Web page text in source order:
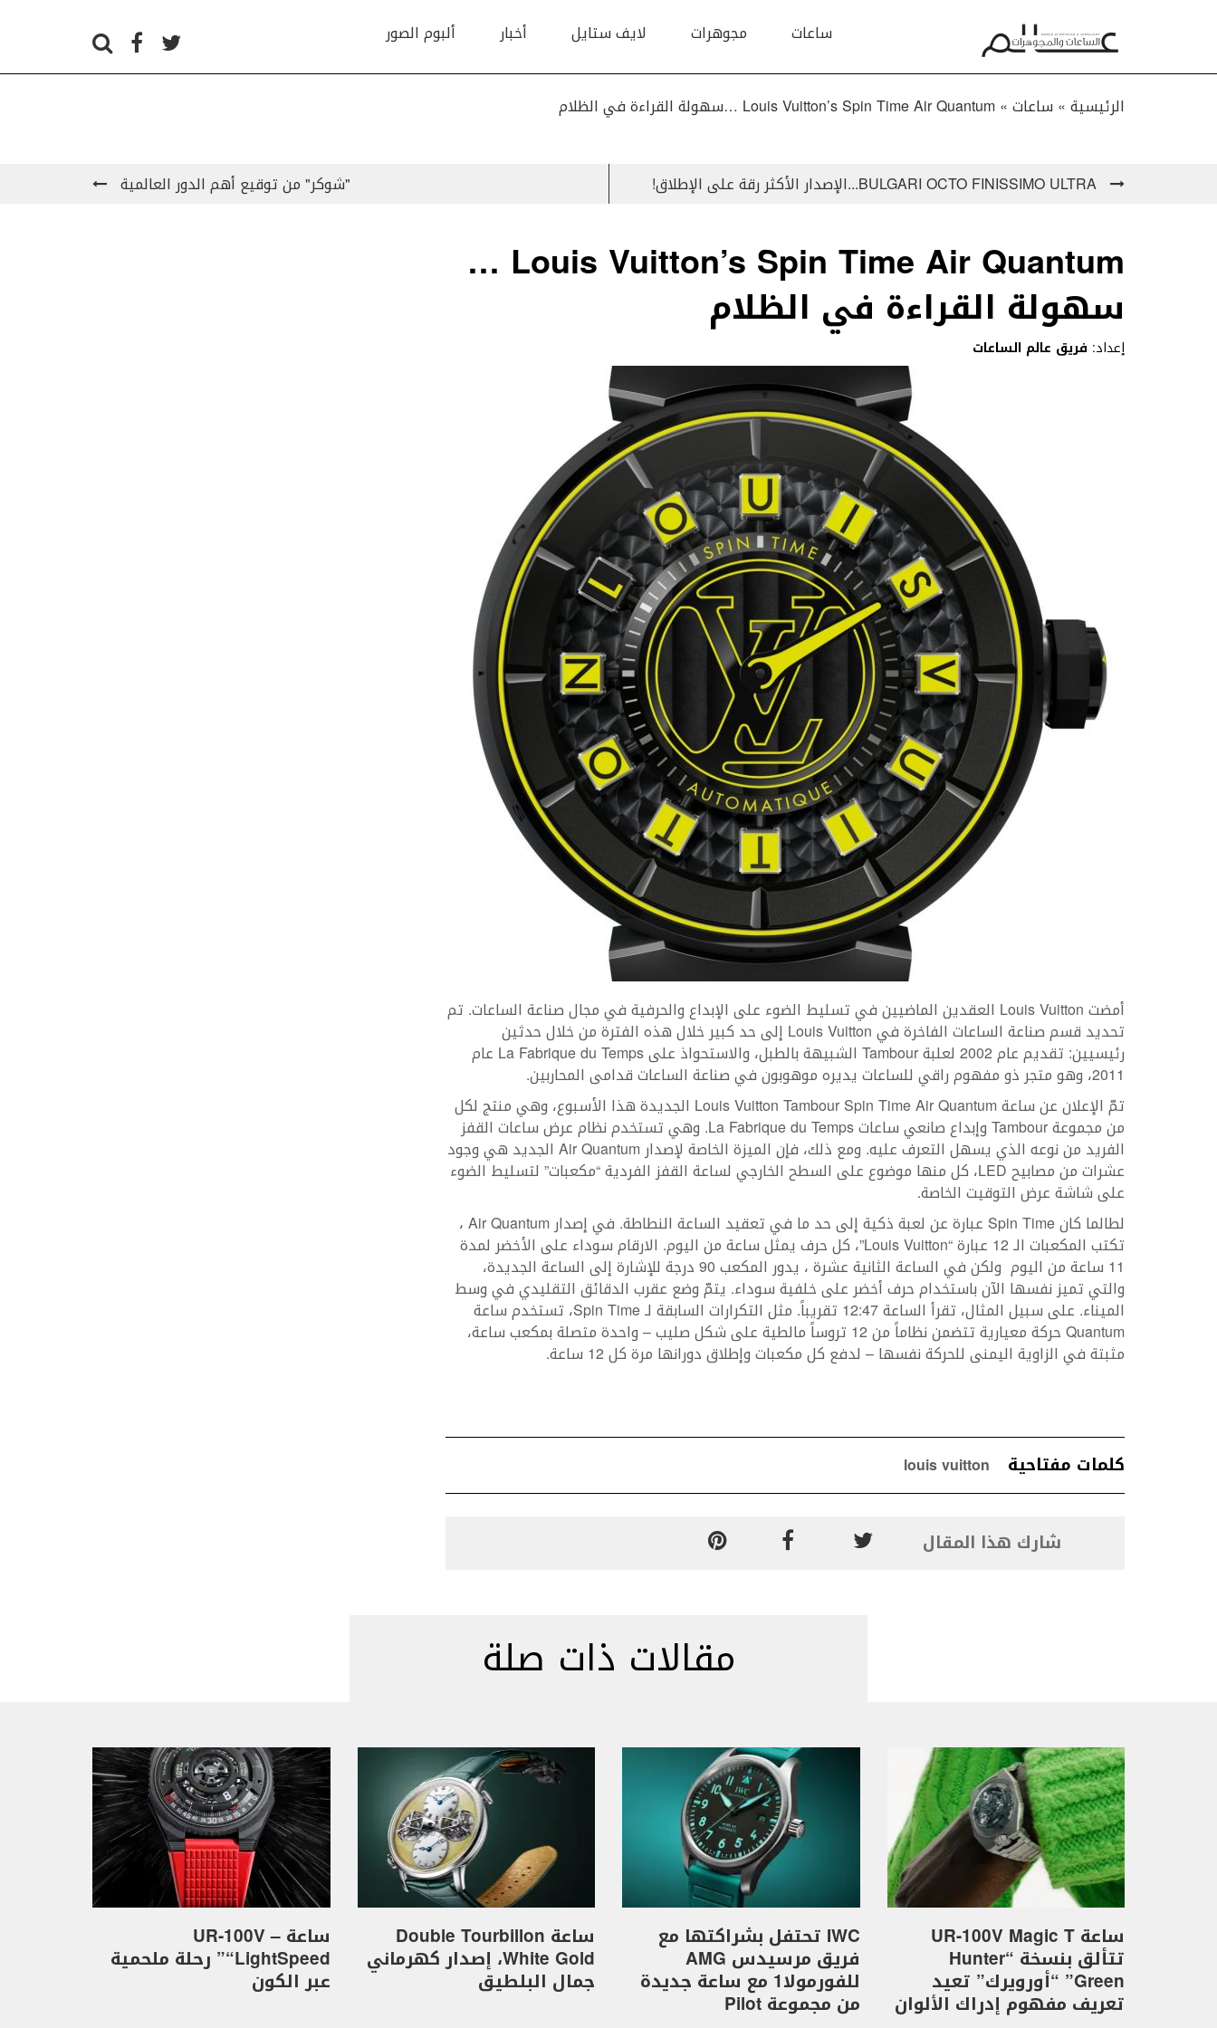
ساعات مجوهرات لايف ستايل أخبار ألبوم الصور
الرئيسية » ساعات»Louis Vuitton’s Spin Time Air Quantum …سهولة القراءة في الظلام
BULGARI OCTO FINISSIMO ULTRA...الإصدار الأكثر رقة على الإطلاق! "شوكر" من توقيع أهم الدور العالمية
Louis Vuitton’s Spin Time Air Quantum …
سهولة القراءة في الظلام
إعداد: فريق عالم الساعات
أمضت Louis Vuitton العقدين الماضيين في تسليط الضوء على الإبداع والحرفية في مجال صناعة الساعات. تم
تحديد قسم صناعة الساعات الفاخرة في Louis Vuitton إلى حد كبير خلال هذه الفترة من خلال حدثين
رئيسيين: تقديم عام 2002 لعلبة Tambour الشبيهة بالطبل، والاستحواذ على La Fabrique du Temps عام
2011، وهو متجر ذو مفهوم راقي للساعات يديره موهوبون في صناعة الساعات قدامى المحاربين.
تمّ الإعلان عن ساعة Louis Vuitton Tambour Spin Time Air Quantum الجديدة هذا الأسبوع، وهي منتج لكل
من مجموعة Tambour وإبداع صانعي ساعات La Fabrique du Temps. وهي تستخدم نظام عرض ساعات القفز
الفريد من نوعه الذي يسهل التعرف عليه. ومع ذلك، فإن الميزة الخاصة لإصدار Air Quantum الجديد هي وجود
عشرات من مصابيح LED، كل منها موضوع على السطح الخارجي لساعة القفز الفردية “مكعبات” لتسليط الضوء
على شاشة عرض التوقيت الخاصة.
لطالما كان Spin Time عبارة عن لعبة ذكية إلى حد ما في تعقيد الساعة النطاطة. في إصدار Air Quantum ،
تكتب المكعبات الـ 12 عبارة “Louis Vuitton”، كل حرف يمثل ساعة من اليوم. الارقام سوداء على الأخضر لمدة
11 ساعة من اليوم ولكن في الساعة الثانية عشرة ، يدور المكعب 90 درجة للإشارة إلى الساعة الجديدة،
والتي تميز نفسها الآن باستخدام حرف أخضر على خلفية سوداء. يتمّ وضع عقرب الدقائق التقليدي في وسط
الميناء. على سبيل المثال، تقرأ الساعة 12:47 تقريباً. مثل التكرارات السابقة لـ Spin Time، تستخدم ساعة
Quantum حركة معيارية تتضمن نظاماً من 12 تروساً مالطية على شكل صليب – واحدة متصلة بمكعب ساعة،
مثبتة في الزاوية اليمنى للحركة نفسها – لدفع كل مكعبات وإطلاق دورانها مرة كل 12 ساعة.
كلمات مفتاحية louis vuitton
شارك هذا المقال
مقالات ذات صلة
ساعة UR-100V Magic T
تتألق بنسخة “Hunter
Green” “أورويرك” تعيد
تعريف مفهوم إدراك الألوان
IWC تحتفل بشراكتها مع
فريق مرسيدس AMG
للفورمولا1 مع ساعة جديدة
من مجموعة Pilot
ساعة Double Tourbillon
White Gold، إصدار كهرماني
جمال البلطيق
ساعة UR-100V –
“LightSpeed” رحلة ملحمية
عبر الكون